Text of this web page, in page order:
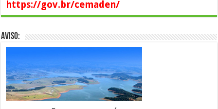
https://gov.br/cemaden/
AVISO: